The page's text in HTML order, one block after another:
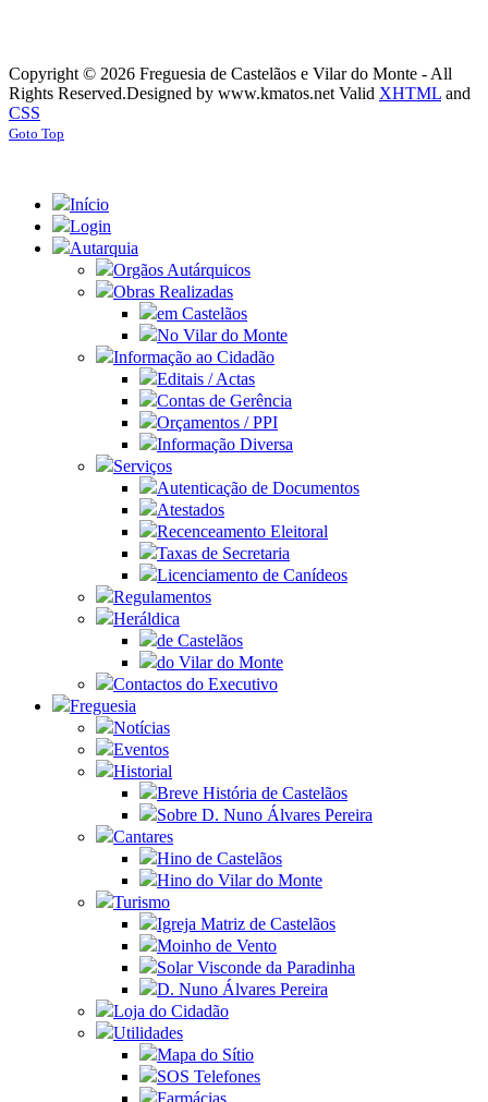
Copyright © 2026 Freguesia de Castelãos e Vilar do Monte - All
Rights Reserved.Designed by www.kmatos.net Valid XHTML and
CSS
Goto Top
Início
Login
Autarquia
Orgãos Autárquicos
Obras Realizadas
em Castelãos
No Vilar do Monte
Informação ao Cidadão
Editais / Actas
Contas de Gerência
Orçamentos / PPI
Informação Diversa
Serviços
Autenticação de Documentos
Atestados
Recenceamento Eleitoral
Taxas de Secretaria
Licenciamento de Canídeos
Regulamentos
Heráldica
de Castelãos
do Vilar do Monte
Contactos do Executivo
Freguesia
Notícias
Eventos
Historial
Breve História de Castelãos
Sobre D. Nuno Álvares Pereira
Cantares
Hino de Castelãos
Hino do Vilar do Monte
Turismo
Igreja Matriz de Castelãos
Moinho de Vento
Solar Visconde da Paradinha
D. Nuno Álvares Pereira
Loja do Cidadão
Utilidades
Mapa do Sítio
SOS Telefones